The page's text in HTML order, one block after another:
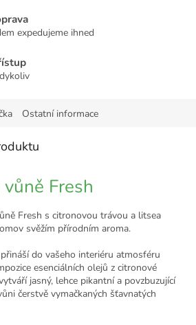
expedujeme ihned
Ostatní informace
Fresh
Fresh s citronovou trávou a litsea
svěžím přírodním aroma.
do vašeho interiéru atmosféru
esenciálních olejů z citronové
jasný, lehce pikantní a povzbuzující
čerstvě vymačkaných šťavnatých